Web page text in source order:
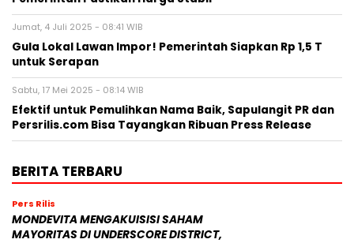
Modus Beras Oplosan Terstruktur Terungkap,
Pemerintah Pastikan Harga Stabil
Jumat, 4 Juli 2025 - 08:41 WIB
Gula Lokal Lawan Impor! Pemerintah Siapkan Rp 1,5 T
untuk Serapan
Sabtu, 17 Mei 2025 - 08:14 WIB
Efektif untuk Pemulihkan Nama Baik, Sapulangit PR dan
BERITA TERBARU
Pers Rilis